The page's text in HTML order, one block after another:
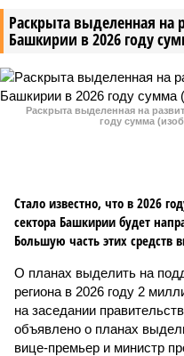
Раскрыта выделенная
Башкирии в 2026 году
Раскрыта выделенная на
году сумма
Стало известно, что в 2026
сектора Башкирии будет
Большую часть этих средств
О планах выделить на
региона в 2026 году 2
на заседании
объявлено о планах
вице-премьер и министр